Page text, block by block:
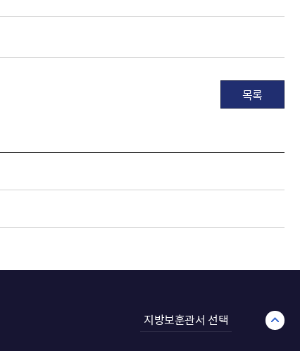
목록
지방보훈관서 선택